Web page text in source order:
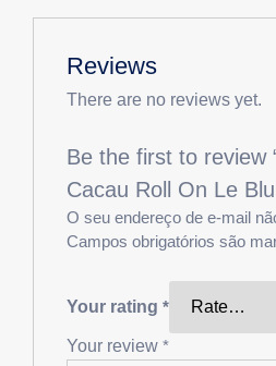
Reviews
There are no reviews yet.
Be the first to review
Cacau Roll On Le
O seu endereço de e-mail
Campos obrigatórios são
Your rating *
Your review *